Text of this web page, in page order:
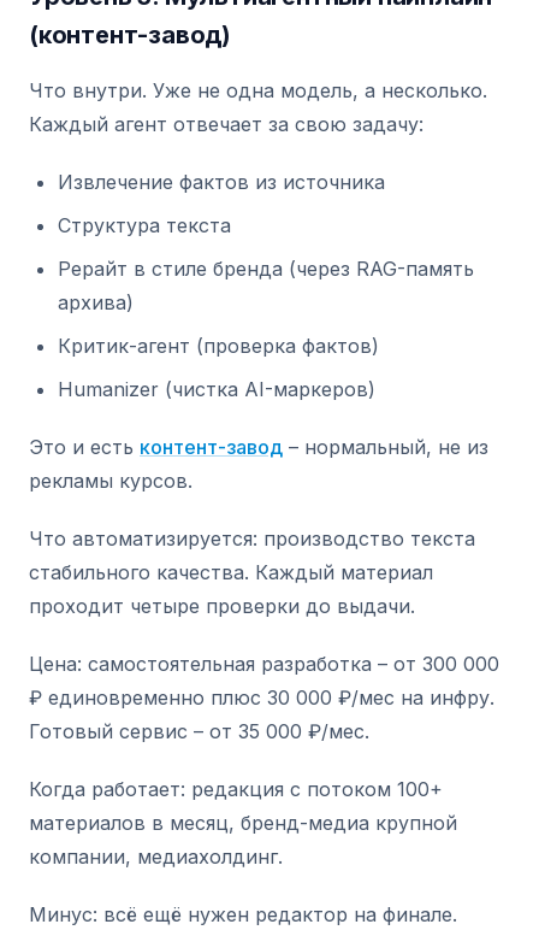
(контент-завод)
Что внутри. Уже не одна модель, а несколько.
Каждый агент отвечает за свою задачу:
Извлечение фактов из источника
Структура текста
Рерайт в стиле бренда (через RAG-память
архива)
Критик-агент (проверка фактов)
Humanizer (чистка AI-маркеров)
Это и есть контент-завод – нормальный, не из
рекламы курсов.
Что автоматизируется: производство текста
стабильного качества. Каждый материал
проходит четыре проверки до выдачи.
Цена: самостоятельная разработка – от 300 000
₽ единовременно плюс 30 000 ₽/мес на инфру.
Готовый сервис – от 35 000 ₽/мес.
Когда работает: редакция с потоком 100+
материалов в месяц, бренд-медиа крупной
компании, медиахолдинг.
Минус: всё ещё нужен редактор на финале.